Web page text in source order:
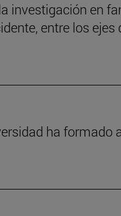
investigación en
entre los ejes
ha formado